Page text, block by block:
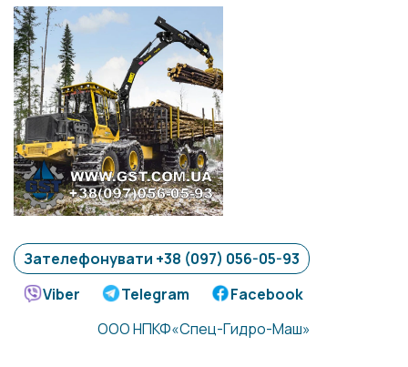
Зателефонувати +38 (097) 056-05-93
Viber
Telegram
Facebook
ООО НПКФ«Спец-Гидро-Маш»